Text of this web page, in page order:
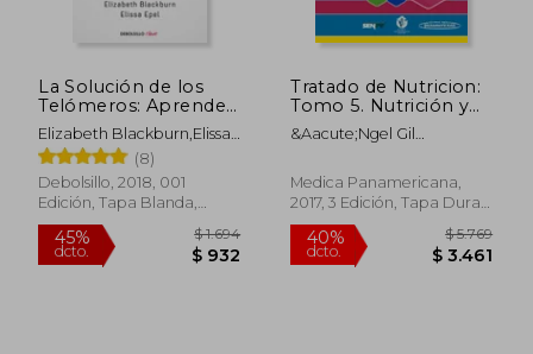
La Solución de los
Telómeros: Aprende
a Vivir Sano y Feliz
Elizabeth Blackburn,Elissa
Epel
(8)
Debolsillo, 2018, 001
Edición, Tapa Blanda,
Nuevo
Tratado de Nutricion:
Tomo 5. Nutrición y
Enfermedad (Tratado
de Nutrición (Td))
&Aacute;Ngel Gil
Medica Panamericana,
2017, 3 Edición, Tapa Dura,
Nuevo